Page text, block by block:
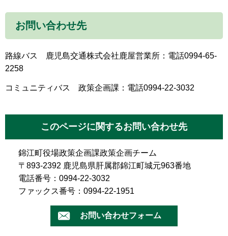
お問い合わせ先
路線バス 鹿児島交通株式会社鹿屋営業所：電話0994-65-
2258
コミュニティバス 政策企画課：電話0994-22-3032
このページに関するお問い合わせ先
錦江町役場政策企画課政策企画チーム
〒893-2392 鹿児島県肝属郡錦江町城元963番地
電話番号：0994-22-3032
ファックス番号：0994-22-1951